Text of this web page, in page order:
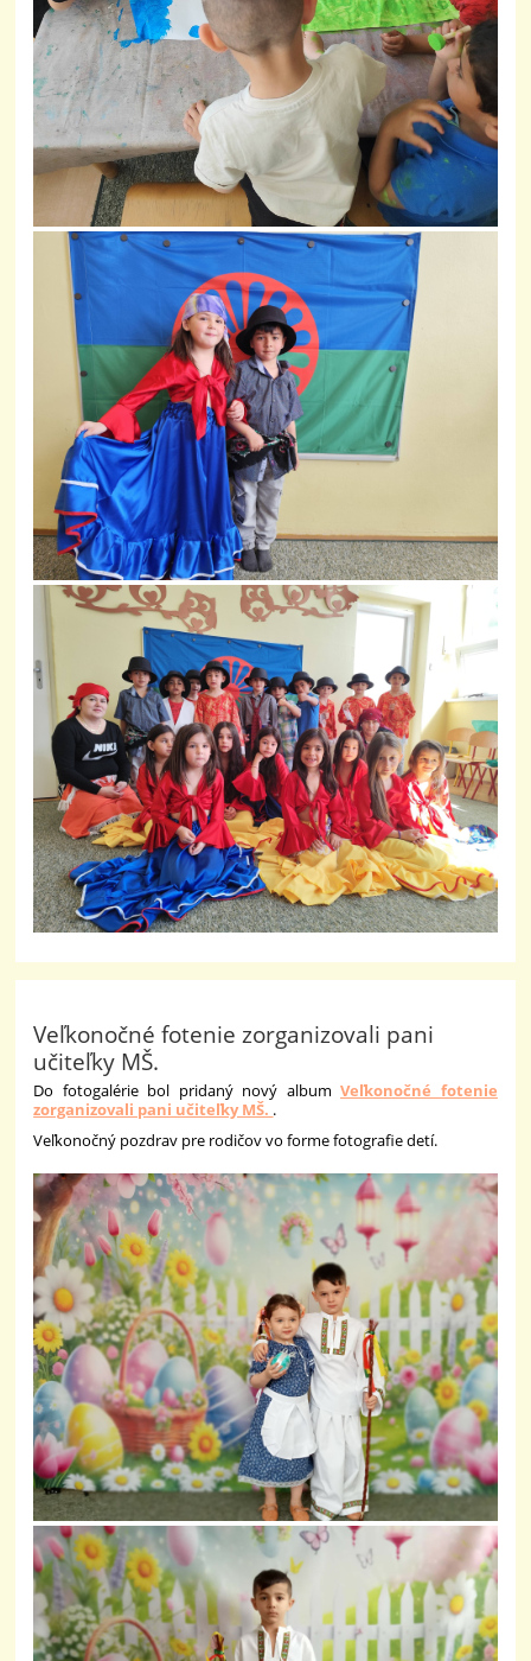
Veľkonočné fotenie zorganizovali pani
učiteľky MŠ.
Do fotogalérie bol pridaný nový albumVeľkonočné fotenie
zorganizovali pani učiteľky MŠ. .
Veľkonočný pozdrav pre rodičov vo forme fotografie detí.